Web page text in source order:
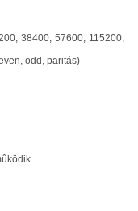
38400, 57600, 115200,
odd, paritás)